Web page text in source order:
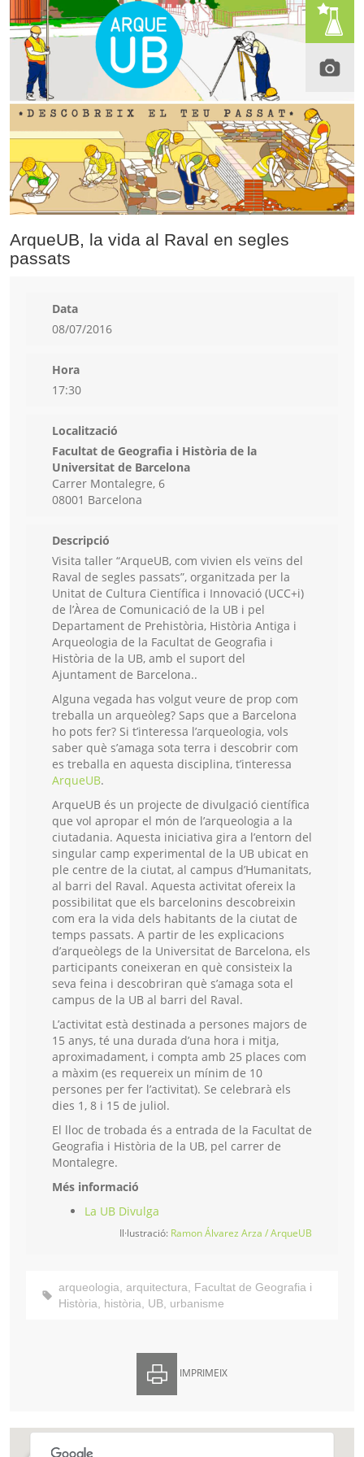
ArqueUB, la vida al Raval en segles
passats
Data
08/07/2016
Hora
17:30
Localització
Facultat de Geografia i Història de la
Universitat de Barcelona
Carrer Montalegre, 6
08001 Barcelona
Descripció
Visita taller “ArqueUB, com vivien els veïns del
Raval de segles passats”, organitzada per la
Unitat de Cultura Científica i Innovació (UCC+i)
de l’Àrea de Comunicació de la UB i pel
Departament de Prehistòria, Història Antiga i
Arqueologia de la Facultat de Geografia i
Història de la UB, amb el suport del
Ajuntament de Barcelona..
Alguna vegada has volgut veure de prop com
treballa un arqueòleg? Saps que a Barcelona
ho pots fer? Si t’interessa l’arqueologia, vols
saber què s’amaga sota terra i descobrir com
es treballa en aquesta disciplina, t’interessa
ArqueUB.
ArqueUB és un projecte de divulgació científica
que vol apropar el món de l’arqueologia a la
ciutadania. Aquesta iniciativa gira a l’entorn del
singular camp experimental de la UB ubicat en
ple centre de la ciutat, al campus d’Humanitats,
al barri del Raval. Aquesta activitat ofereix la
possibilitat que els barcelonins descobreixin
com era la vida dels habitants de la ciutat de
temps passats. A partir de les explicacions
d’arqueòlegs de la Universitat de Barcelona, els
participants coneixeran en què consisteix la
seva feina i descobriran què s’amaga sota el
campus de la UB al barri del Raval.
L’activitat està destinada a persones majors de
15 anys, té una durada d’una hora i mitja,
aproximadament, i compta amb 25 places com
a màxim (es requereix un mínim de 10
persones per fer l’activitat). Se celebrarà els
dies 1, 8 i 15 de juliol.
El lloc de trobada és a entrada de la Facultat de
Geografia i Història de la UB, pel carrer de
Montalegre.
Més informació
La UB Divulga
Il·lustració: Ramon Álvarez Arza / ArqueUB
arqueologia, arquitectura, Facultat de Geografia i
Història, història, UB, urbanisme
IMPRIMEIX